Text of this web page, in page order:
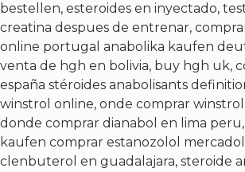
bestellen, esteroides en inyectado,
creatina despues de entrenar,
online portugal anabolika kaufen
venta de hgh en bolivia, buy hgh uk,
españa stéroides anabolisants
winstrol online, onde comprar
donde comprar dianabol en lima
kaufen comprar estanozolol
clenbuterol en guadalajara, steroide